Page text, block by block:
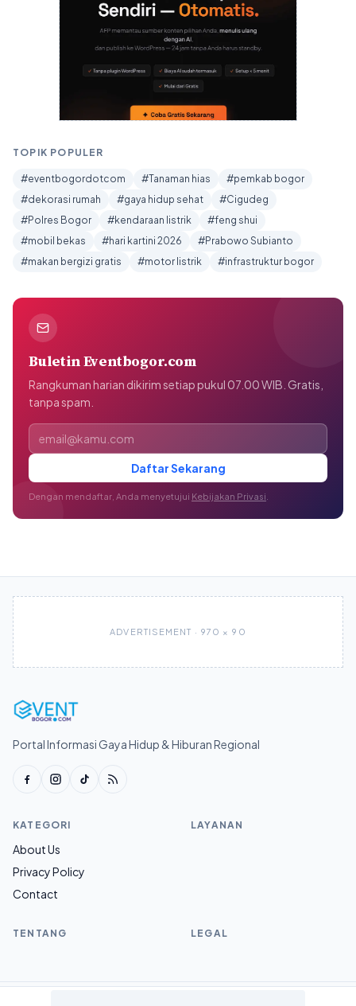
TOPIK POPULER
#eventbogordotcom #Tanaman hias
#pemkab bogor
#dekorasi rumah
#gaya hidup sehat
#Cigudeg
#Polres Bogor
#kendaraan listrik
#feng shui
#mobil bekas
#hari kartini 2026
#Prabowo Subianto
#makan bergizi gratis
#motor listrik #infrastruktur bogor
Buletin Eventbogor.com
Rangkuman harian dikirim setiap pukul 07.00 WIB. Gratis,
tanpa spam.
Alamat email
Daftar Sekarang
Dengan mendaftar, Anda menyetujui Kebijakan Privasi
ADVERTISEMENT · 970 × 90
Portal Informasi Gaya Hidup & Hiburan Regional
KATEGORI
About Us
Privacy Policy
Contact
LAYANAN
TENTANG LEGAL